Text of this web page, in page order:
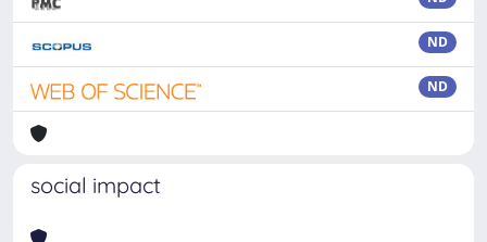
ND
ND
social impact